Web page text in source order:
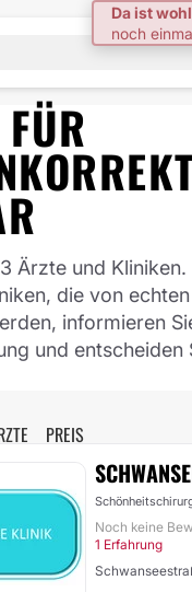
Ärzte und Kliniken.
die von
informieren
und entscheiden
PREIS
Noch keine
1 Erfahrung